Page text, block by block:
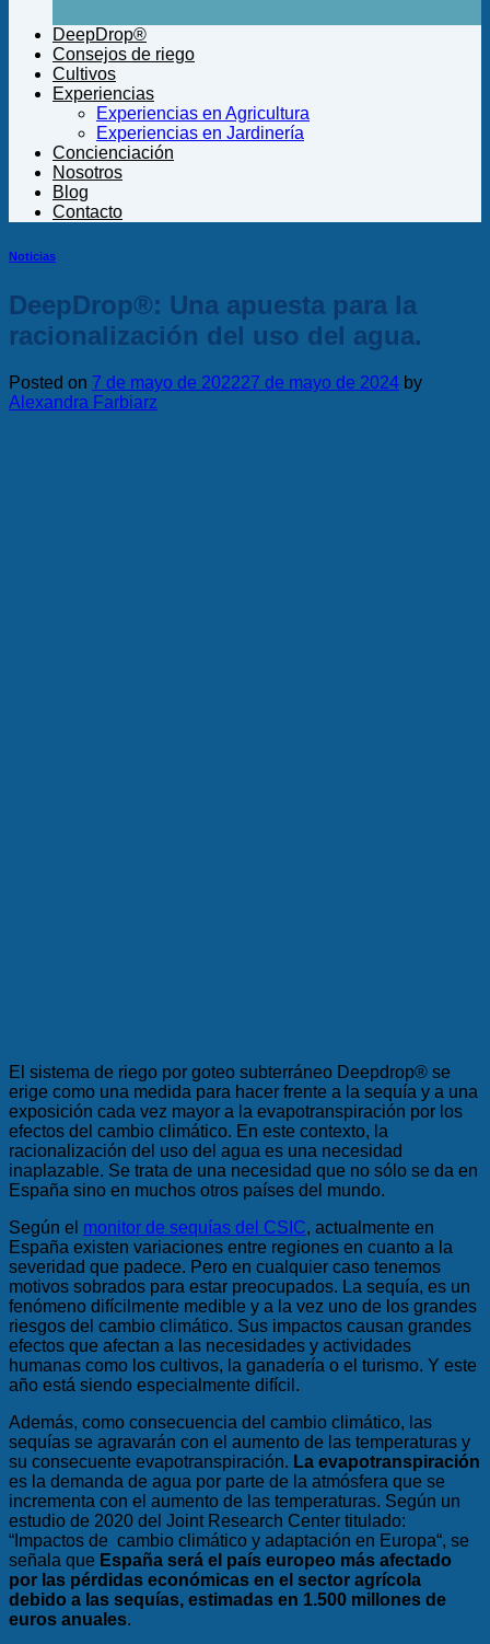
DeepDrop®
Consejos de riego
Cultivos
Experiencias
Experiencias en Agricultura
Experiencias en Jardinería
Concienciación
Nosotros
Blog
Contacto
Noticias
DeepDrop®: Una apuesta para la
racionalización del uso del agua.
Posted on 7 de mayo de 202227 de mayo de 2024 by
Alexandra Farbiarz
El sistema de riego por goteo subterráneo Deepdrop® se
erige como una medida para hacer frente a la sequía y a una
exposición cada vez mayor a la evapotranspiración por los
efectos del cambio climático. En este contexto, la
racionalización del uso del agua es una necesidad
inaplazable. Se trata de una necesidad que no sólo se da en
España sino en muchos otros países del mundo.
Según el monitor de sequías del CSIC, actualmente en
España existen variaciones entre regiones en cuanto a la
severidad que padece. Pero en cualquier caso tenemos
motivos sobrados para estar preocupados. La sequía, es un
fenómeno difícilmente medible y a la vez uno de los grandes
riesgos del cambio climático. Sus impactos causan grandes
efectos que afectan a las necesidades y actividades
humanas como los cultivos, la ganadería o el turismo. Y este
año está siendo especialmente difícil.
Además, como consecuencia del cambio climático, las
sequías se agravarán con el aumento de las temperaturas y
su consecuente evapotranspiración. La evapotranspiración
es la demanda de agua por parte de la atmósfera que se
incrementa con el aumento de las temperaturas. Según un
estudio de 2020 del Joint Research Center titulado:
“ Impactos de cambio climático y adaptación en Europa“, se
señala que España será el país europeo más afectado
por las pérdidas económicas en el sector agrícola
debido a las sequías, estimadas en 1.500 millones de
euros anuales.